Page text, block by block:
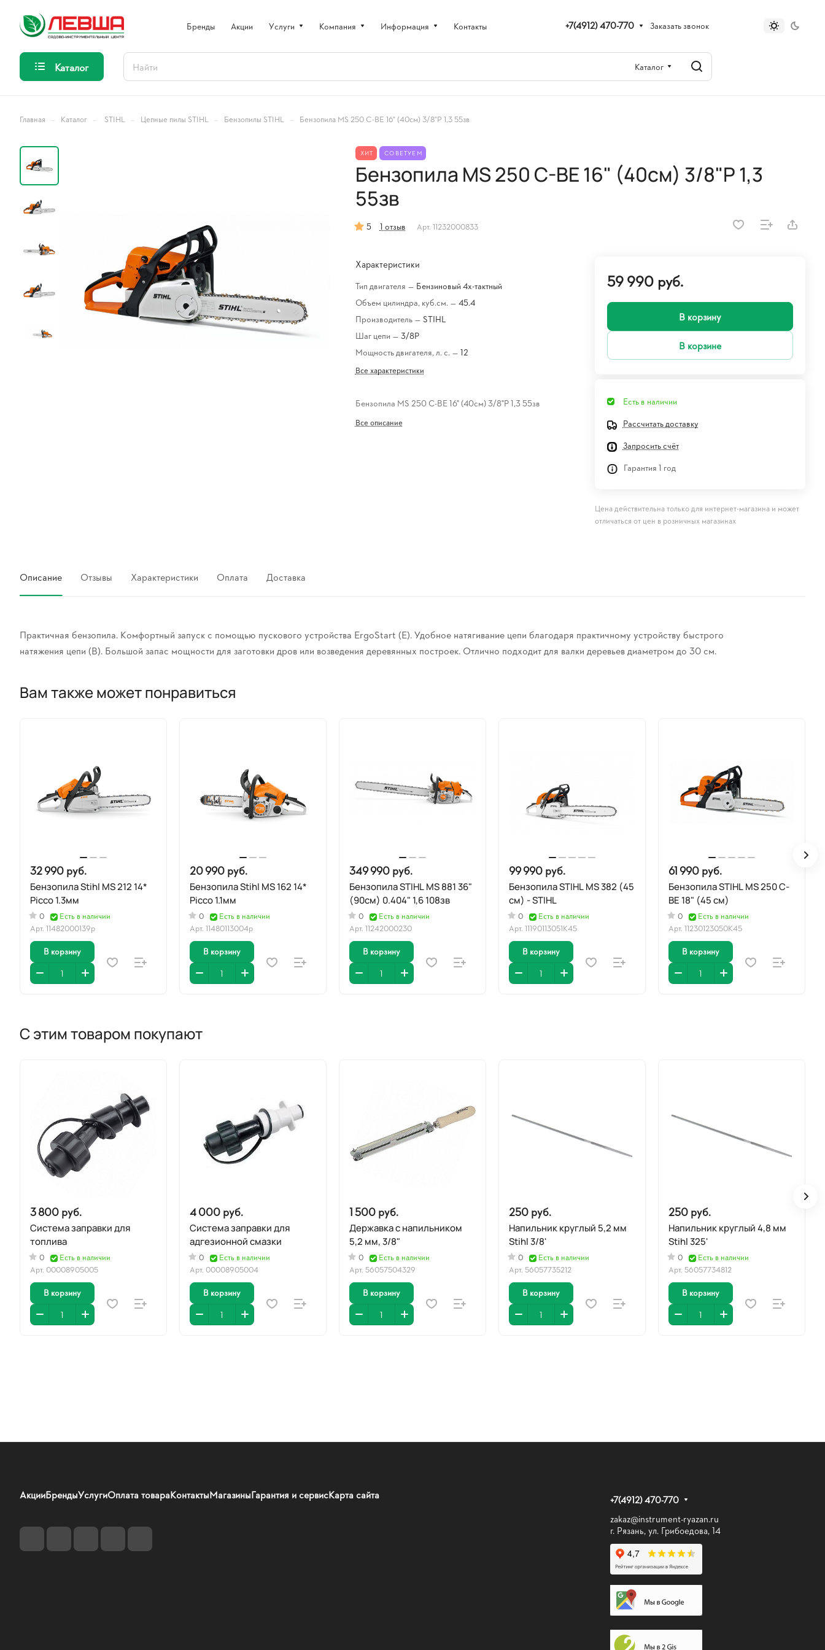
Бренды Акции Услуги Компания Информация Контакты +7(4912) 470-770 Заказать звонок
Каталог Каталог
Главная – Каталог – STIHL – Цепные пилы STIHL – Бензопилы STIHL – Бензопила MS 250 C-BE 16" (40см) 3/8"P 1,3 55зв
ХИТ СОВЕТУЕМ
Бензопила MS 250 C-BE 16" (40см) 3/8"P 1,3
55зв
5 1 отзыв Арт. 11232000833
Характеристики
Тип двигателя — Бензиновый 4х-тактный
Объем цилиндра, куб.см. — 45.4
Производитель — STIHL
Шаг цепи — 3/8Р
Мощность двигателя, л. с. — 12
Все характеристики
Бензопила MS 250 C-BE 16" (40см) 3/8"P 1,3 55зв
Все описание
59 990 руб.
В корзину
В корзине
Есть в наличии
Рассчитать доставку
Запросить счёт
Гарантия 1 год
Цена действительна только для интернет-магазина и может
отличаться от цен в розничных магазинах
Описание Отзывы Характеристики Оплата Доставка
Практичная бензопила. Комфортный запуск с помощью пускового устройства ErgoStart (E). Удобное натягивание цепи благодаря практичному устройству быстрого
натяжения цепи (B). Большой запас мощности для заготовки дров или возведения деревянных построек. Отлично подходит для валки деревьев диаметром до 30 см.
Вам также может понравиться
32 990 руб.
Бензопила Stihl MS 212 14*
Picco 1.3мм
0
Есть в наличии
Арт. 11482000139р
В корзину
20 990 руб.
Бензопила Stihl MS 162 14*
Picco 1.1мм
0
Есть в наличии
Арт. 11480113004р
В корзину
349 990 руб.
Бензопила STIHL MS 881 36"
(90см) 0.404" 1,6 108зв
0
Есть в наличии
Арт. 11242000230
В корзину
99 990 руб.
Бензопила STIHL MS 382 (45
см) - STIHL
0
Есть в наличии
Арт. 11190113051К45
В корзину
61 990 руб.
Бензопила STIHL MS 250 C-
BE 18" (45 см)
0
Есть в наличии
Арт. 11230123050К45
В корзину
С этим товаром покупают
3 800 руб.
Система заправки для
топлива
0
Есть в наличии
Арт. 00008905005
В корзину
4 000 руб.
Система заправки для
адгезионной смазки
0
Есть в наличии
Арт. 00008905004
В корзину
1 500 руб.
Державка с напильником
5,2 мм, 3/8"
0
Есть в наличии
Арт. 56057504329
В корзину
250 руб.
Напильник круглый 5,2 мм
Stihl 3/8'
0
Есть в наличии
Арт. 56057735212
В корзину
250 руб.
Напильник круглый 4,8 мм
Stihl 325'
0
Есть в наличии
Арт. 56057734812
В корзину
АкцииБрендыУслугиОплата товараКонтактыМагазиныГарантия и сервисКарта сайта
+7(4912) 470-770
zakaz@instrument-ryazan.ru
г. Рязань, ул. Грибоедова, 14